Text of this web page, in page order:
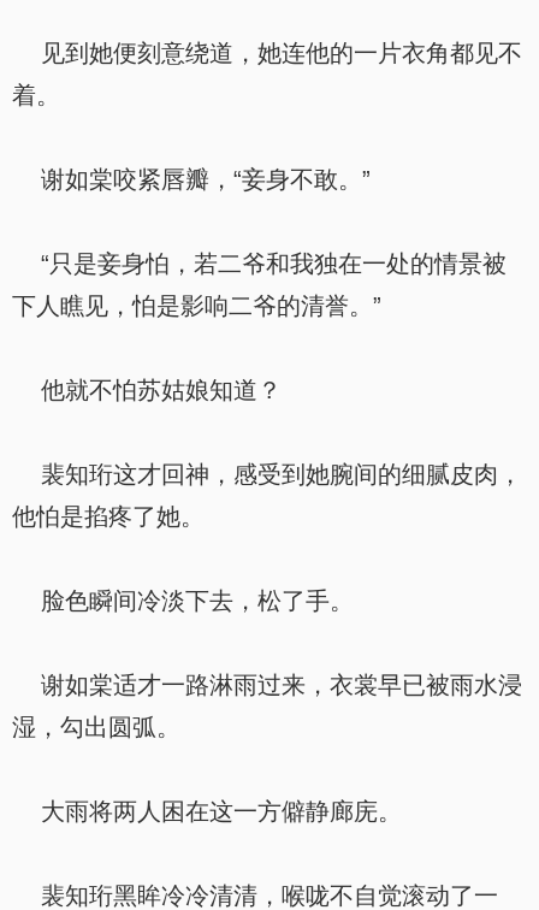
见到她便刻意绕道，她连他的一片衣角都见不
着。
谢如棠咬紧唇瓣，“妾身不敢。”
“只是妾身怕，若二爷和我独在一处的情景被
下人瞧见，怕是影响二爷的清誉。”
他就不怕苏姑娘知道？
裴知珩这才回神，感受到她腕间的细腻皮肉，
他怕是掐疼了她。
脸色瞬间冷淡下去，松了手。
谢如棠适才一路淋雨过来，衣裳早已被雨水浸
湿，勾出圆弧。
大雨将两人困在这一方僻静廊庑。
裴知珩黑眸冷冷清清，喉咙不自觉滚动了一